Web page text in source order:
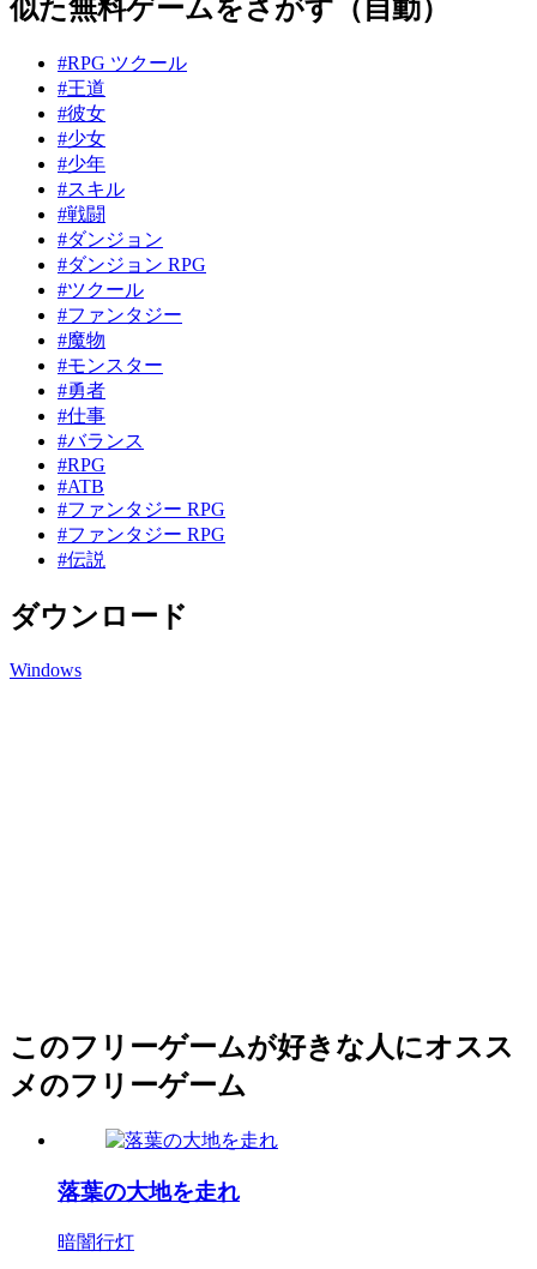
似た無料ゲームをさがす（自動）
#RPG ツクール
#王道
#彼女
#少女
#少年
#スキル
#戦闘
#ダンジョン
#ダンジョン RPG
#ツクール
#ファンタジー
#魔物
#モンスター
#勇者
#仕事
#バランス
#RPG
#ATB
#ファンタジー RPG
#ファンタジー RPG
#伝説
ダウンロード
Windows
このフリーゲームが好きな人にオスス
メのフリーゲーム
落葉の大地を走れ
暗闇行灯